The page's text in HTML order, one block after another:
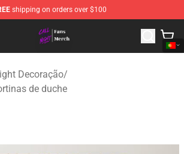
shipping on orders over $100
Store - Official Call of the Night
Decoração/
de duche